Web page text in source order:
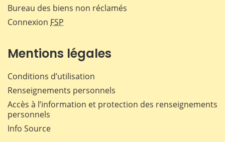
Bureau des biens non réclamés
Connexion FSP
Mentions légales
Conditions d’utilisation
Renseignements personnels
Accès à l’information et protection des renseignements
personnels
Info Source